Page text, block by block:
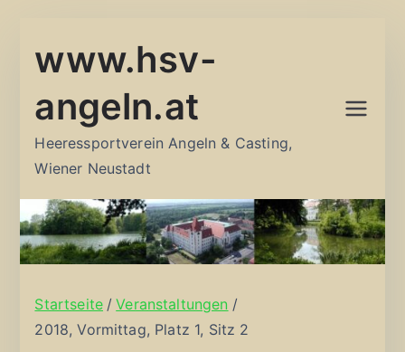
Inhalt
www.hsv-
angeln.at
Heeressportverein Angeln & Casting,
Wiener Neustadt
Startseite
Veranstaltungen
2018, Vormittag, Platz 1, Sitz 2